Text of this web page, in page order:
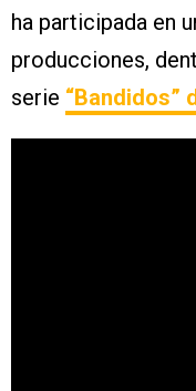
ha participada en
producciones,
serie “Bandidos”